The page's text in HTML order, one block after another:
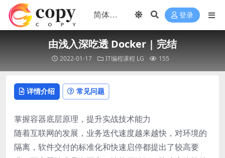
登录
由浅入深吃透 Docker | 完结
2022-01-17 IT编程课程 LG 155
详情介绍 常见问题
掌握容器底层原理，提升实战技术能力
随着互联网的发展，业务迭代速度越来越快，对环境的
隔离，软件交付的标准化和快速启停都提出了较高要